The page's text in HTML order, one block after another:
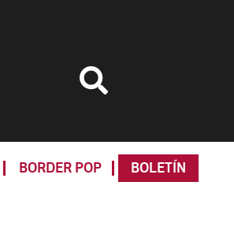
BORDER POP BOLETÍN